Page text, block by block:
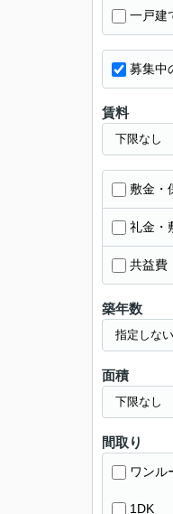
一戸建
募集中
賃料
敷金・
礼金・
共益費
築年数
面積
間取り
ワンル
1DK